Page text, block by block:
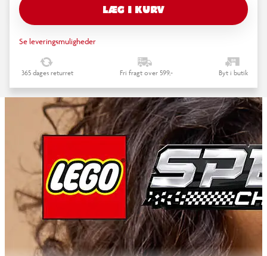
LÆG I KURV
Se leveringsmuligheder
365 dages returret Fri fragt over 599,- Byt i butik